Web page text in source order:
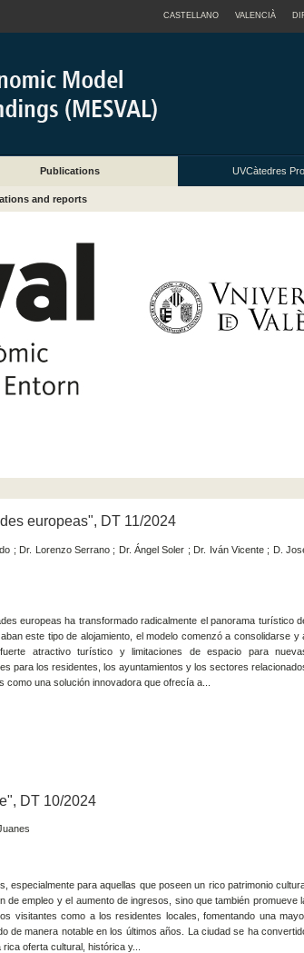
CASTELLANO VALENCIÀ
Publications UVCàtedres
and reports
europeas", DT 11/2024
; Dr. Lorenzo Serrano ; Dr. Ángel Soler ; Dr. Iván Vicente ; D.
europeas ha transformado radicalmente el panorama turístico
este tipo de alojamiento, el modelo comenzó a consolidarse y
atractivo turístico y limitaciones de espacio para
para los residentes, los ayuntamientos y los sectores
una solución innovadora que ofrecía a...
DT 10/2024
especialmente para aquellas que poseen un rico patrimonio
empleo y el aumento de ingresos, sino que también promueve
visitantes como a los residentes locales, fomentando una
de manera notable en los últimos años. La ciudad se ha
oferta cultural, histórica y...